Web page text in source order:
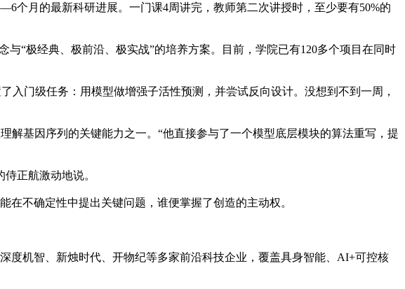
月的最新科研进展。一门课4周讲完，教师第二次讲授时，至少要有50%的
极经典、极前沿、极实战”的培养方案。目前，学院已有120多个项目在同时
门级任务：用模型做增强子活性预测，并尝试反向设计。没想到不到一周，
基因序列的关键能力之一。“他直接参与了一个模型底层模块的算法重写，提
正航激动地说。
不确定性中提出关键问题，谁便掌握了创造的主动权。
机智、新烛时代、开物纪等多家前沿科技企业，覆盖具身智能、AI+可控核